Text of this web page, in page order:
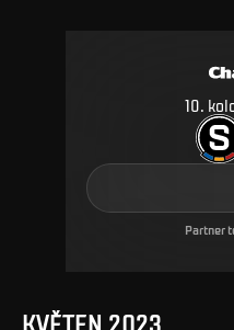
10
Partner
KVĚTEN 2023